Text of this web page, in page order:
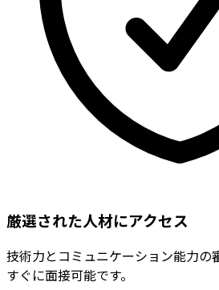
厳選された人材にアクセス
技術力とコミュニケーション能力の
すぐに面接可能です。